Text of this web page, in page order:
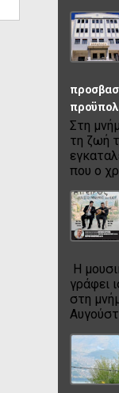
Στη
τη ζωή
που ο
Η
γράφει
στη